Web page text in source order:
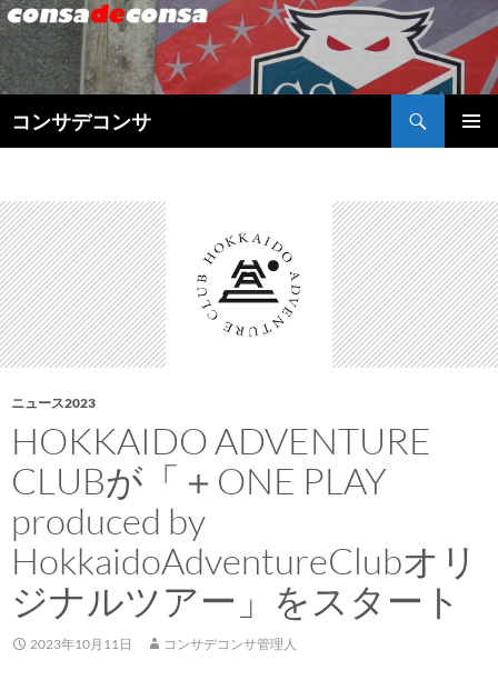
コンサデコンサ
索
ン
ツ
へ
ス
キ
ッ
プ
ニュース2023
HOKKAIDO ADVENTURE
CLUBが「＋ONE PLAY
produced by
HokkaidoAdventureClubオリ
ジナルツアー」をスタート
2023年10月11日 コンサデコンサ管理人